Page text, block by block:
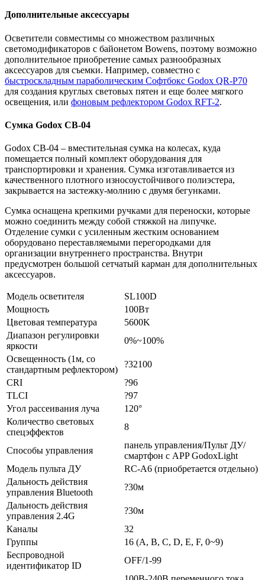
Дополнительные аксессуары
Осветители совместимы со множеством различных
светомодификаторов с байонетом Bowens, поэтому возможно
дополнительное приобретение самых разнообразных
аксессуаров для съемки. Например, совместно с
быстроскладным параболическим Софтбокс Godox QR-P70
для создания круглых световых пятен и еще более мягкого
освещения, или фоновым рефлектором Godox RFT-2.
Сумка Godox CB-04
Godox CB-04 – вместительная сумка на колесах, куда
помещается полный комплект оборудования для
транспортировки и хранения. Сумка изготавливается из
качественного плотного износоустойчивого полиэстера,
закрывается на застежку-молнию с двумя бегунками.
Сумка оснащена крепкими ручками для переноски, которые
можно соединить между собой стяжкой на липучке.
Отделение сумки с усиленным жестким основанием
оборудовано переставляемыми перегородками для
организации внутреннего пространства. Внутри
предусмотрен большой сетчатый карман для дополнительных
аксессуаров.
Модель осветителя
SL100D
Мощность
100Вт
Цветовая температура
5600K
Диапазон регулировки
яркости
0%~100%
Освещенность (1м, со
стандартным рефлектором)
?32100
CRI
?96
TLCI
?97
Угол рассеивания луча
120°
Количество световых
спецэффектов
8
Способы управления
панель управления/Пульт ДУ/
смартфон с APP GodoxLight
Модель пульта ДУ
RC-A6 (приобретается отдельно)
Дальность действия
управления Bluetooth
?30м
Дальность действия
управления 2.4G
?30м
Каналы
32
Группы
16 (A, B, C, D, E, F, 0~9)
Беспроводной
идентификатор ID
OFF/1-99